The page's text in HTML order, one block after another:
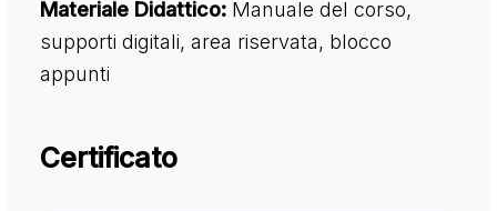
Materiale Didattico: Manuale del corso,
supporti digitali, area riservata, blocco
appunti
Certificato